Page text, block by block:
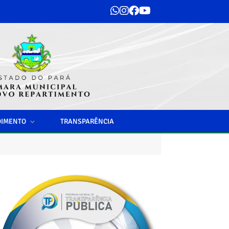
TRANSPARÊNCIA